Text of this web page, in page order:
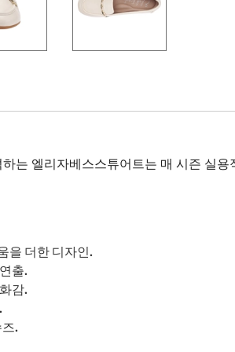
는 엘리자베스스튜어트는 매 시즌 실
을 더한 디자인.
출.
감.
.